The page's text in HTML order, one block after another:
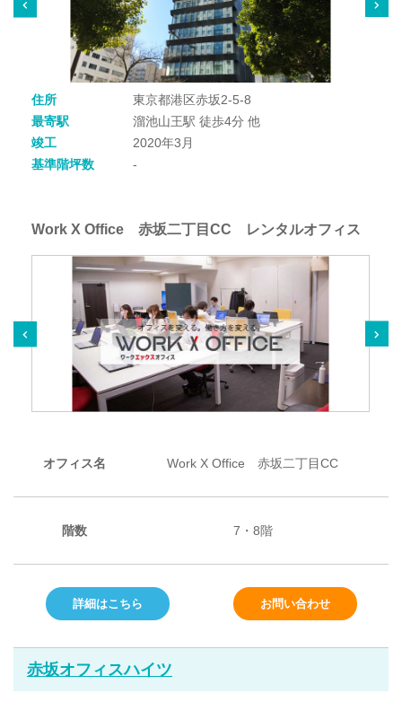
住所
東京都港区赤坂2-5-8
最寄駅
溜池山王駅 徒歩4分 他
竣工
2020年3月
基準階坪数
-
Work X Office 赤坂二丁目CC レンタルオフィス
オフィス名 Work X Office 赤坂二丁目CC
階数 7・8階
詳細はこちら お問い合わせ
赤坂オフィスハイツ